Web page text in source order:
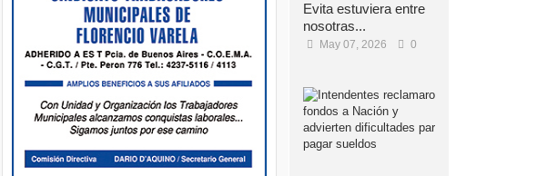
Evita estuviera entre
nosotras...
May 07, 2026 0